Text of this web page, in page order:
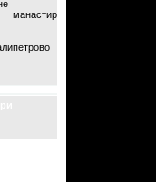
манастир